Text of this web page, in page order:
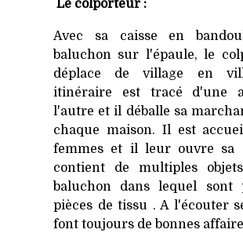
Le colporteur :
Avec sa caisse en
baluchon sur l'épaule, le
déplace de village en
itinéraire est tracé d'une
l'autre et il déballe sa
chaque maison. Il est
femmes et il leur ouvre sa
contient de multiples
baluchon dans lequel sont
pièces de tissu . A l'écouter
font toujours de bonnes